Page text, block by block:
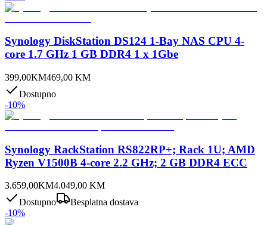
Synology DiskStation DS124 1-Bay NAS CPU 4-
core 1.7 GHz 1 GB DDR4 1 x 1Gbe
399,00KM469,00 KM
Dostupno
-10%
Synology RackStation RS822RP+; Rack 1U; AMD
Ryzen V1500B 4-core 2.2 GHz; 2 GB DDR4 ECC
3.659,00KM4.049,00 KM
Dostupno
Besplatna dostava
-10%